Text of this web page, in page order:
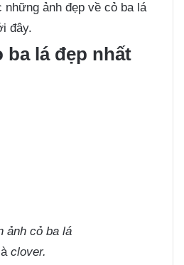
những ảnh đẹp về cỏ ba lá
đây.
ba lá đẹp nhất
ảnh cỏ ba lá
clover.